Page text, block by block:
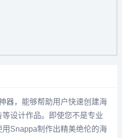
器，能够帮助用户快速创建海
设计作品。即使您不是专业
Snappa制作出精美绝伦的海